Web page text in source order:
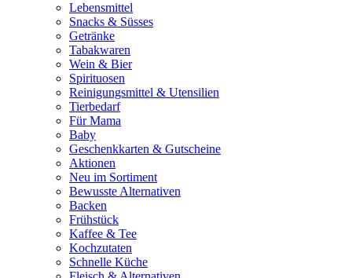
Lebensmittel
Snacks & Süsses
Getränke
Tabakwaren
Wein & Bier
Spirituosen
Reinigungsmittel & Utensilien
Tierbedarf
Für Mama
Baby
Geschenkkarten & Gutscheine
Aktionen
Neu im Sortiment
Bewusste Alternativen
Backen
Frühstück
Kaffee & Tee
Kochzutaten
Schnelle Küche